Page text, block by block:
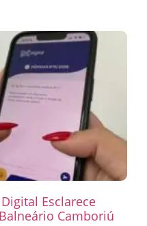
Esclarece
Camboriú